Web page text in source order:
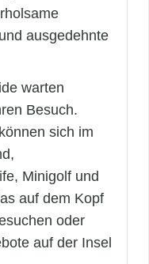
ausgedehnte
warten
Besuch.
sich im
Minigolf und
auf dem Kopf
oder
auf der Insel